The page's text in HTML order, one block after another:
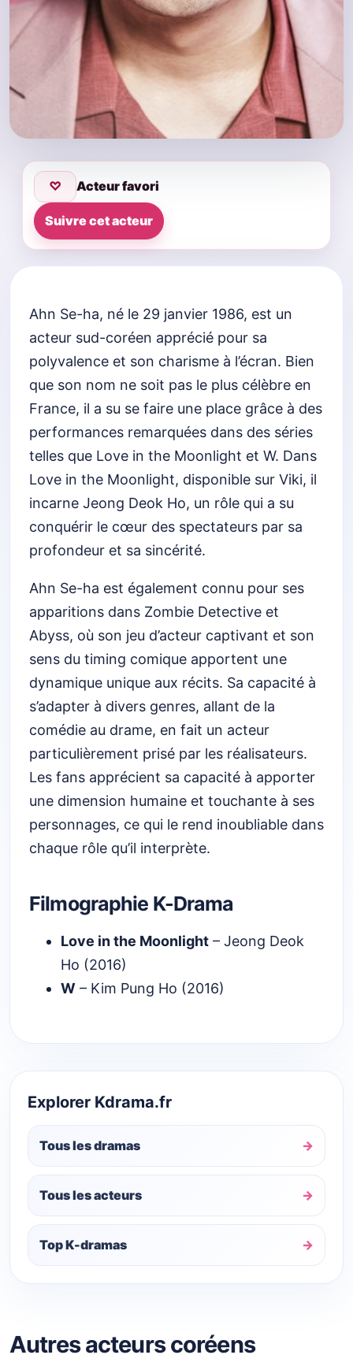
♡ Acteur favori
Suivre cet acteur
Ahn Se-ha, né le 29 janvier 1986, est un
acteur sud-coréen apprécié pour sa
polyvalence et son charisme à l’écran. Bien
que son nom ne soit pas le plus célèbre en
France, il a su se faire une place grâce à des
performances remarquées dans des séries
telles que Love in the Moonlight et W. Dans
Love in the Moonlight, disponible sur Viki, il
incarne Jeong Deok Ho, un rôle qui a su
conquérir le cœur des spectateurs par sa
profondeur et sa sincérité.
Ahn Se-ha est également connu pour ses
apparitions dans Zombie Detective et
Abyss, où son jeu d’acteur captivant et son
sens du timing comique apportent une
dynamique unique aux récits. Sa capacité à
s’adapter à divers genres, allant de la
comédie au drame, en fait un acteur
particulièrement prisé par les réalisateurs.
Les fans apprécient sa capacité à apporter
une dimension humaine et touchante à ses
personnages, ce qui le rend inoubliable dans
chaque rôle qu’il interprète.
Filmographie K-Drama
Love in the Moonlight – Jeong Deok
Ho (2016)
W – Kim Pung Ho (2016)
Explorer Kdrama.fr
Tous les dramas
Tous les acteurs
Top K-dramas
Autres acteurs coréens